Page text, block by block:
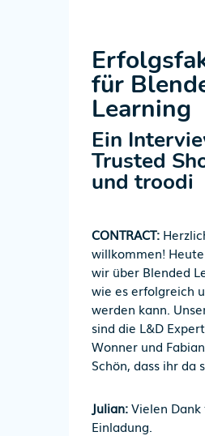
für
Learning
Ein
Trusted
und troodi
CONTRACT:
willkommen!
wir über Blended
wie es erfolgreich
werden kann.
sind die L&D
Wonner und
Schön, dass ihr da
Julian:Vielen Dank
Einladung.